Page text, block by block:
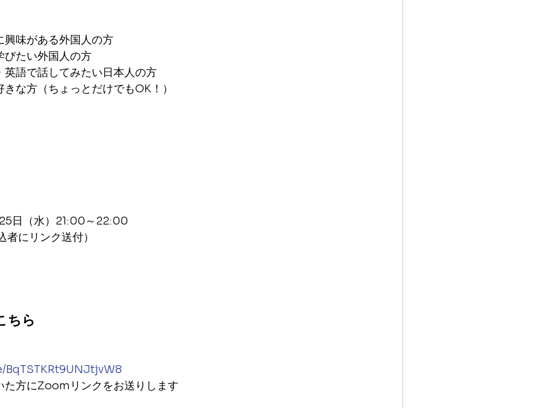
興味がある外国人の方
びたい外国人の方
英語で話してみたい日本人の方
な方（ちょっとだけでもOK！）
日（水）21:00～22:00
者にリンク送付）
ちら
方にZoomリンクをお送りします